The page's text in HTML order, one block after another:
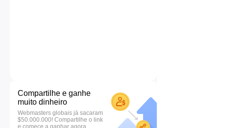
Compartilhe e ganhe
muito dinheiro
Webmasters globais já sacaram
$50.000.000! Compartilhe o link
e comece a ganhar agora.